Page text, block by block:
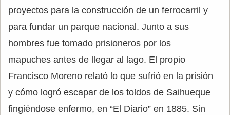
proyectos para la construcción de un ferrocarril y
para fundar un parque nacional. Junto a sus
hombres fue tomado prisioneros por los
mapuches antes de llegar al lago. El propio
Francisco Moreno relató lo que sufrió en la prisión
y cómo logró escapar de los toldos de Saihueque
fingiéndose enfermo, en “El Diario” en 1885. Sin